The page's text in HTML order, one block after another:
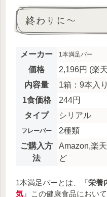
終わりに～
メーカー 1本満足バー
価格
2,196円 (楽
内容量
1箱：9本入り
1食価格
244円
タイプ
シリアル
フレーバー
2種類
ご購入方
法
Amazon,楽
ど
1本満足バーとは、『栄養
気』この健康食品におい